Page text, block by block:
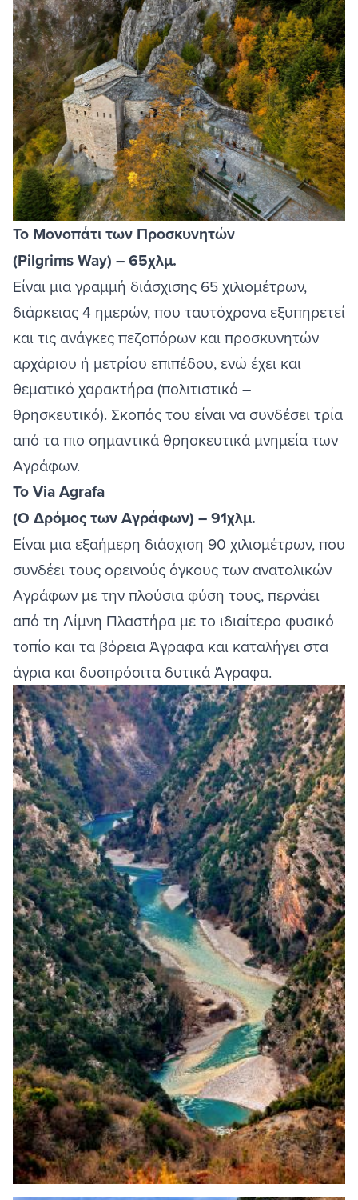
Image
Το Μονοπάτι των Προσκυνητών
(Pilgrims Way) – 65χλμ.
Είναι μια γραμμή διάσχισης 65 χιλιομέτρων,
διάρκειας 4 ημερών, που ταυτόχρονα εξυπηρετεί
και τις ανάγκες πεζοπόρων και προσκυνητών
αρχάριου ή μετρίου επιπέδου, ενώ έχει και
θεματικό χαρακτήρα (πολιτιστικό –
θρησκευτικό). Σκοπός του είναι να συνδέσει τρία
από τα πιο σημαντικά θρησκευτικά μνημεία των
Αγράφων.
Το Via Agrafa
(Ο Δρόμος των Αγράφων) – 91χλμ.
Είναι μια εξαήμερη διάσχιση 90 χιλιομέτρων, που
συνδέει τους ορεινούς όγκους των ανατολικών
Αγράφων με την πλούσια φύση τους, περνάει
από τη Λίμνη Πλαστήρα με το ιδιαίτερο φυσικό
τοπίο και τα βόρεια Άγραφα και καταλήγει στα
άγρια και δυσπρόσιτα δυτικά Άγραφα.
Image